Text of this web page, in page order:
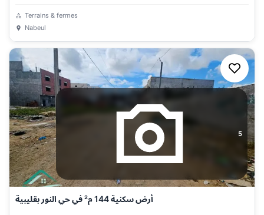
Terrains & fermes
Nabeul
5
أرض سكنية 144 م² في حي النور بقليبية